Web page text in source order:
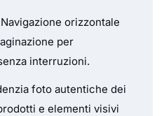
orizzontale
per
interruzioni.
foto autentiche dei
e elementi visivi